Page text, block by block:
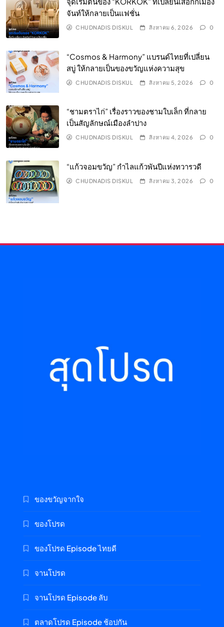
จันท์ให้กลายเป็นแฟชั่น
CHUDNADIS DISKUL สิงหาคม 6, 2026 0
“Cosmos & Harmony” แบรนด์ไทยที่เปลี่ยน
สบู่ ให้กลายเป็นของขวัญแห่งความสุข
CHUDNADIS DISKUL สิงหาคม 5, 2026 0
“ชามตราไก่” เรื่องราวของชามใบเล็ก ที่กลาย
เป็นสัญลักษณ์เมืองลำปาง
CHUDNADIS DISKUL สิงหาคม 4, 2026 0
“แก้วจอมขวัญ” กำไลแก้วพันปีแห่งทวารวดี
CHUDNADIS DISKUL สิงหาคม 3, 2026 0
ของขวัญจากใจ
ของโปรด
ของโปรด Episode ไทยดี
จานโปรด
จานโปรด Episode ลับ
ตลาดโปรด Episode ช้อปกัน